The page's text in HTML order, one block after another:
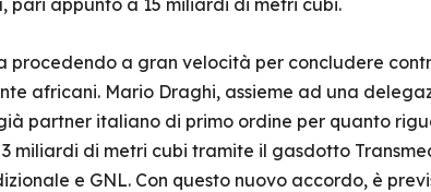
pari appunto a 15 miliardi di metri cubi.
procedendo a gran velocità per concludere
africani. Mario Draghi, assieme ad una
partner italiano di primo ordine per quanto
miliardi di metri cubi tramite il gasdotto
e GNL. Con questo nuovo accordo, è